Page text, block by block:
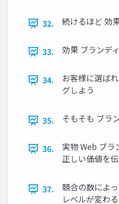
32. 続けるほど 効
33. 効果 ブランデ
34.
お客様に選ば
グしよう
35. そもそも ブラ
36.
実物 Web ブラ
正しい価値を
37.
競合の数によ
レベルが変わる